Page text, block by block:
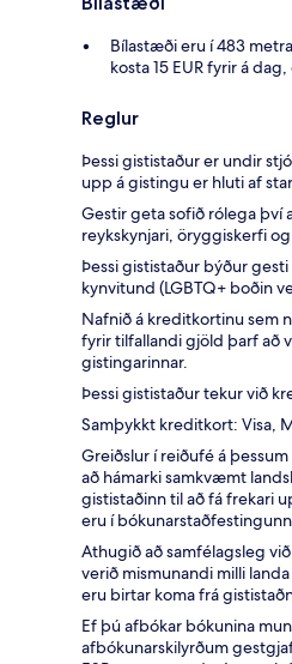
Bílastæði eru í 483
kosta 15 EUR fyrir á
Reglur
Þessi gististaður er undir
upp á gistingu er hluti af
Gestir geta sofið rólega því
reykskynjari, öryggiskerfi
Þessi gististaður býður
kynvitund (LGBTQ+ boðin
Nafnið á kreditkortinu sem
fyrir tilfallandi gjöld þarf að
gistingarinnar.
Þessi gististaður tekur við
Samþykkt kreditkort: Visa,
Greiðslur í reiðufé á
að hámarki samkvæmt
gististaðinn til að fá frekari
eru í
Athugið að samfélagsleg
verið mismunandi milli
eru birtar koma frá
Ef þú afbókar bókunina
afbókunarskilyrðum